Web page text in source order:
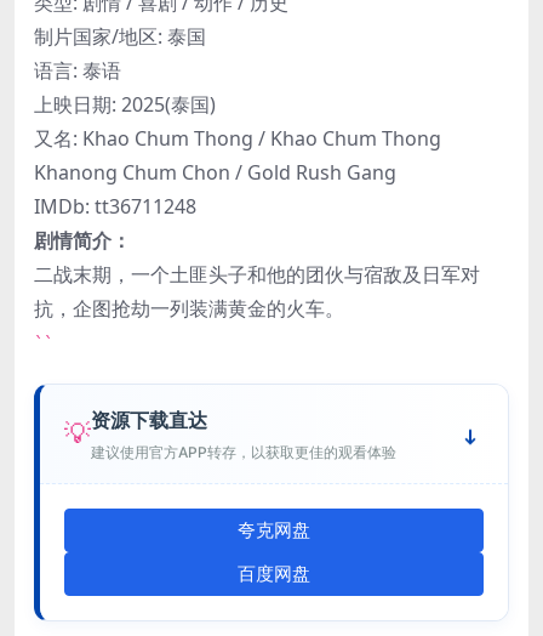
制片国家/地区: 泰国
语言: 泰语
上映日期: 2025(泰国)
又名: Khao Chum Thong / Khao Chum Thong
Khanong Chum Chon / Gold Rush Gang
IMDb: tt36711248
剧情简介：
二战末期，一个土匪头子和他的团伙与宿敌及日军对
抗，企图抢劫一列装满黄金的火车。
``
💡资源下载直达
建议使用官方APP转存，以获取更佳的观看体验
夸克网盘
百度网盘